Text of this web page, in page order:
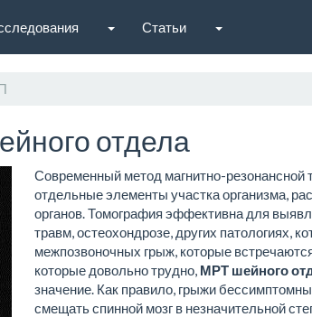
Статьи
отдела
Современный метод магнитно-резонансной
отдельные элементы участка организма,
органов. Томография эффективна для
травм, остеохондрозе, других патологиях,
межпозвоночных грыж, которые
которые довольно трудно, МРТ шейного
значение. Как правило, грыжи
смещать спинной мозг в незначительной